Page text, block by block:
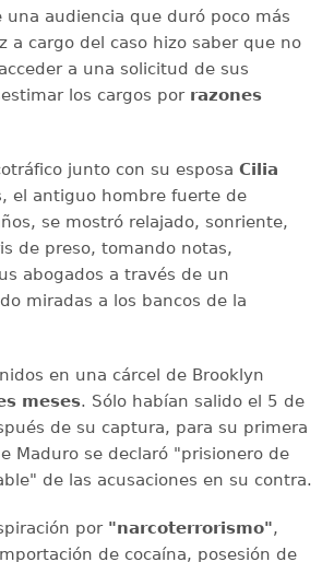
una audiencia que duró poco más
a cargo del caso hizo saber que no
a una solicitud de sus
los cargos por razones
junto con su esposa Cilia
el antiguo hombre fuerte de
se mostró relajado, sonriente,
de preso, tomando notas,
abogados a través de un
miradas a los bancos de la
en una cárcel de Brooklyn
meses. Sólo habían salido el 5 de
de su captura, para su primera
Maduro se declaró "prisionero de
de las acusaciones en su contra.
por"narcoterrorismo",
de cocaína, posesión de